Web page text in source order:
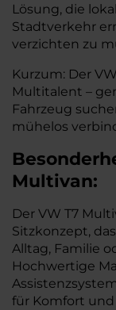
Lösung, die
Stadtverkehr
verzichten zu
Kurzum: Der
Multitalent –
Fahrzeug
mühelos
Multivan:
Der VW T7
Sitzkonzept,
Alltag, Familie
Hochwertige
für Komfort